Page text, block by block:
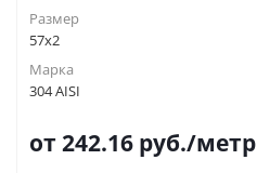
Размер
57х2
Марка
304 AISI
от 242.16 руб./метр